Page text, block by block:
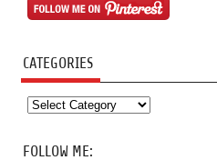
CATEGORIES
Categories
FOLLOW ME: